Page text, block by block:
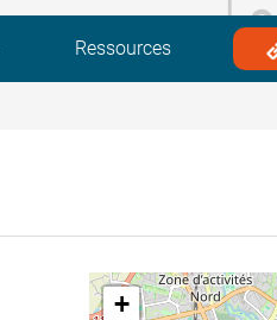
Ressources
+